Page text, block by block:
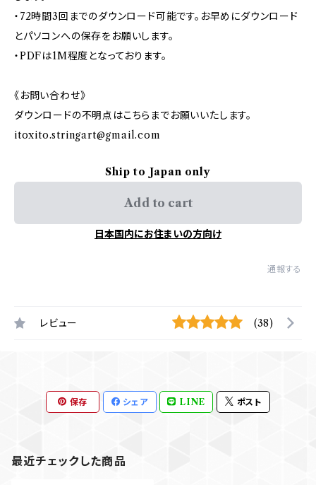
・72時間3回までのダウンロード可能です。お早めにダウンロード
とパソコンへの保存をお願いします。
・PDFは1M程度となっております。
《お問い合わせ》
ダウンロードの不明点はこちらまでお願いいたします。
itoxito.stringart@gmail.com
Ship to Japan only
Add to cart
日本国内にお住まいの方向け
通報する
レビュー (38)
保存 シェア LINE ポスト
最近チェックした商品